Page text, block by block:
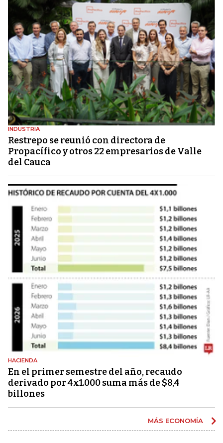
INDUSTRIA
Restrepo se reunió con directora de
Propacífico y otros 22 empresarios de Valle
del Cauca
HACIENDA
En el primer semestre del año, recaudo
derivado por 4x1.000 suma más de $8,4
billones
MÁS ECONOMÍA